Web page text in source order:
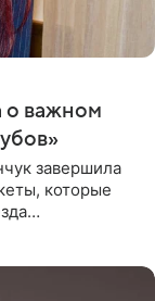
о важном
завершила
которые